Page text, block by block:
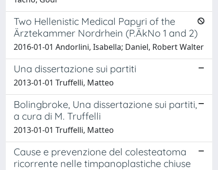
Two Hellenistic Medical Papyri of the
Ärztekammer Nordrhein (P.ÄkNo 1 and 2)
2016-01-01 Andorlini, Isabella; Daniel, Robert Walter
Una dissertazione sui partiti
2013-01-01 Truffelli, Matteo
Bolingbroke, Una dissertazione sui partiti,
a cura di M. Truffelli
2013-01-01 Truffelli, Matteo
Cause e prevenzione del colesteatoma
ricorrente nelle timpanoplastiche chiuse